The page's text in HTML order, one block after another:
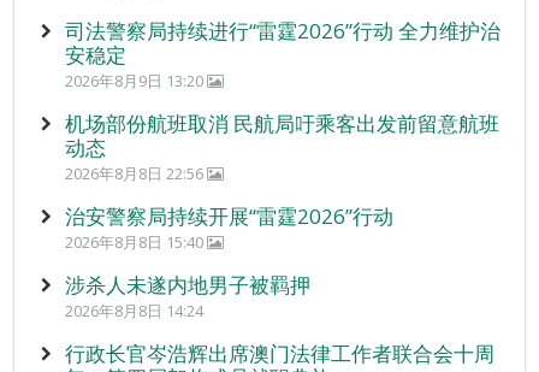
司法警察局持续进行“雷霆2026”行动 全力维护治
安稳定
2026年8月9日 13:20
机场部份航班取消 民航局吁乘客出发前留意航班
动态
2026年8月8日 22:56
治安警察局持续开展“雷霆2026”行动
2026年8月8日 15:40
涉杀人未遂内地男子被羁押
2026年8月8日 14:24
行政长官岑浩辉出席澳门法律工作者联合会十周